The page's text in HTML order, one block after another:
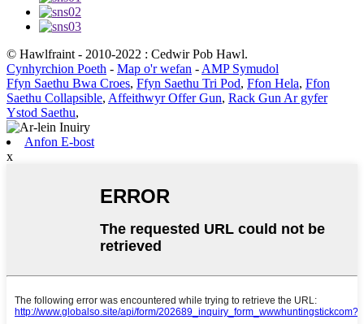
© Hawlfraint - 2010-2022 : Cedwir Pob Hawl.
Cynhyrchion Poeth - Map o'r wefan - AMP Symudol
Ffyn Saethu Bwa Croes, Ffyn Saethu Tri Pod, Ffon Hela, Ffon
Saethu Collapsible, Affeithwyr Offer Gun, Rack Gun Ar gyfer
Ystod Saethu,
Anfon E-bost
x